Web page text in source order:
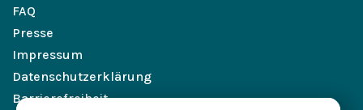
FAQ
Presse
Impressum
Datenschutzerklärung
Barrierefreiheit